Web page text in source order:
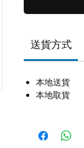
送貨方式
本地送貨
本地取貨